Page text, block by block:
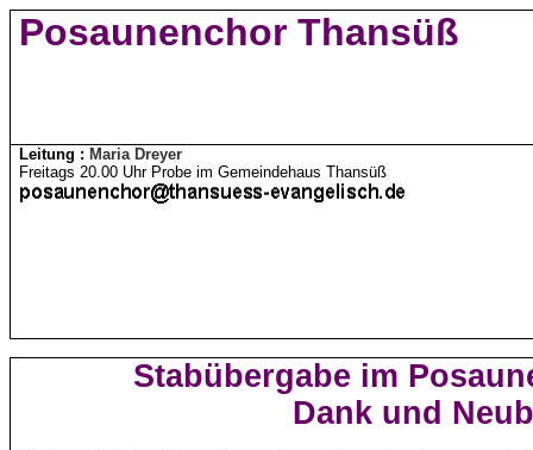
Posaunenchor Thansüß
Leitung : Maria Dreyer
Freitags 20.00 Uhr Probe im Gemeindehaus Thansüß
Stabübergabe im
Dank und